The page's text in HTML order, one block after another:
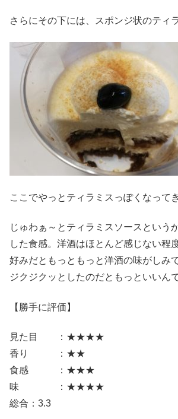
さらにその下には、スポンジ状のティ
ここでやっとティラミスっぽくなって
じゅわぁ～とティラミスソースという
した食感。洋酒はほとんど感じない程
好みだともっともっと洋酒の味がしみ
ジクジクッとしたのだともっといいん
【勝手に評価】
見た目 ：★★★★
香り ：★★
食感 ：★★★
味 ：★★★★
総合：3.3